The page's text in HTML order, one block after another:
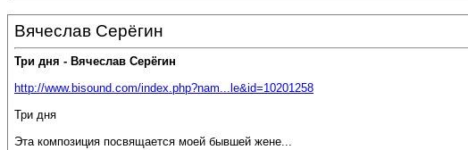
Вячеслав Серёгин
Три дня - Вячеслав Серёгин
http://www.bisound.com/index.php?nam...le&id=10201258
Три дня
Эта композиция посвящается моей бывшей жене...